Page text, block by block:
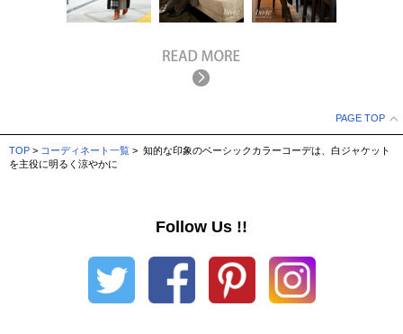
PAGE TOP
TOP > コーディネート一覧 > 知的な印象のベーシックカラーコーデは、白ジャケット
を主役に明るく涼やかに
Follow Us !!